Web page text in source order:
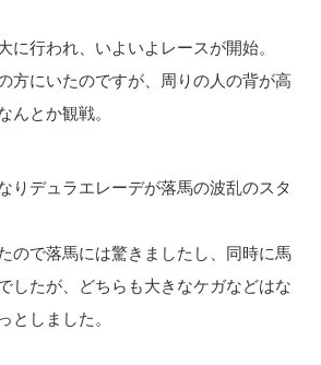
に行われ、いよいよレースが開始。
方にいたのですが、周りの人の背が高
んとか観戦。
りデュラエレーデが落馬の波乱のスタ
ので落馬には驚きましたし、同時に馬
したが、どちらも大きなケガなどはな
としました。